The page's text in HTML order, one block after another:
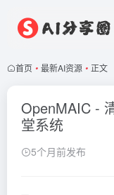
首页 • 最新AI资源 • 正文
OpenMAIC -
堂系统
5个月前发布